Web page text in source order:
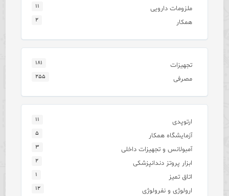
ملزومات دارویی ۱۱
همکار ۲
تجهیزات ۱۸۱
مصرفی ۲۵۵
ارتوپدی ۱۱
آزمایشگاه همکار ۵
آمبولانس و تجهیزات داخلی ۳
ابزار پروتز دندانپزشکی ۲
اتاق تمیز ۱
ارولوژی و نفرولوژی ۱۲